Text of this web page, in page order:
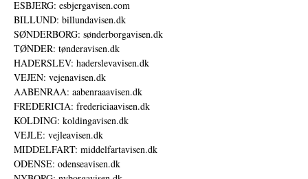
ESBJERG: esbjergavisen.com
BILLUND: billundavisen.dk
SØNDERBORG: sønderborgavisen.dk
TØNDER: tønderavisen.dk
HADERSLEV: haderslevavisen.dk
VEJEN: vejenavisen.dk
AABENRAA: aabenraaavisen.dk
FREDERICIA: fredericiaavisen.dk
KOLDING: koldingavisen.dk
VEJLE: vejleavisen.dk
MIDDELFART: middelfartavisen.dk
ODENSE: odenseavisen.dk